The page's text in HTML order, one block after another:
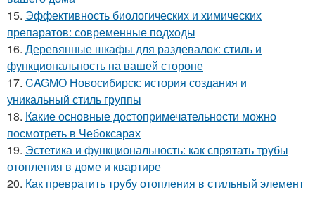
15. Эффективность биологических и химических
препаратов: современные подходы
16. Деревянные шкафы для раздевалок: стиль и
функциональность на вашей стороне
17. CAGMO Новосибирск: история создания и
уникальный стиль группы
18. Какие основные достопримечательности можно
посмотреть в Чебоксарах
19. Эстетика и функциональность: как спрятать трубы
отопления в доме и квартире
20. Как превратить трубу отопления в стильный элемент